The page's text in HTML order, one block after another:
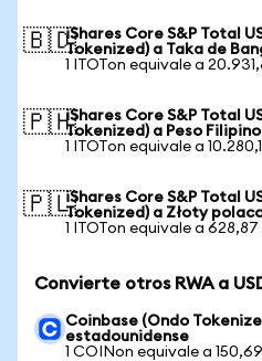
🇧🇩iShares Core S&P Total
Tokenized) a Taka de
1 ITOTon equivale a
🇵🇭iShares Core S&P Total
Tokenized) a Peso Filipino
1 ITOTon equivale a
🇵🇱iShares Core S&P Total
Tokenized) a Złoty
1 ITOTon equivale a 628,87
Convierte otros RWA a
Coinbase (Ondo
estadounidense
1 COINon equivale a